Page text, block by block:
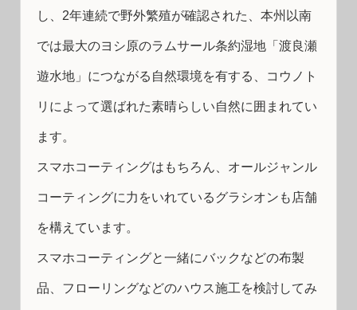
し、2年連続で野外繁殖が確認された、本州以南
では最大のヨシ原のラムサール条約湿地「渡良瀬
遊水地」につながる自然環境を有する、コウノト
リによって選ばれた素晴らしい自然に囲まれてい
ます。
スマホコーティングはもちろん、オールジャンル
コーティングに力をいれているグラシオンも店舗
を構えています。
スマホコーティングと一緒にバックなどの布製
品、フローリングなどのハウス施工を検討してみ